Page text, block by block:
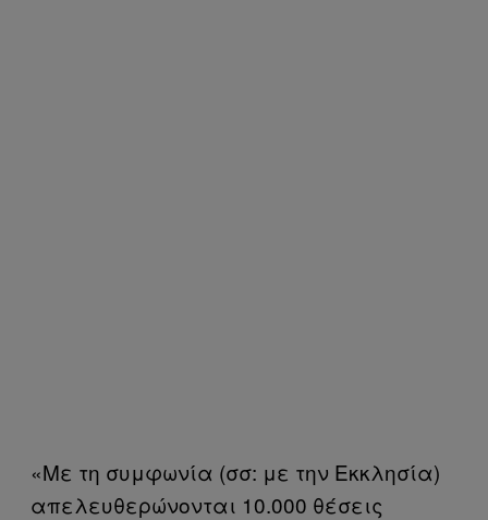
«Με τη συμφωνία (σσ: με την Εκκλησία)
απελευθερώνονται 10.000 θέσεις